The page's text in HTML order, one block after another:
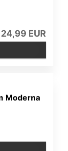
24,99 EUR
Moderna